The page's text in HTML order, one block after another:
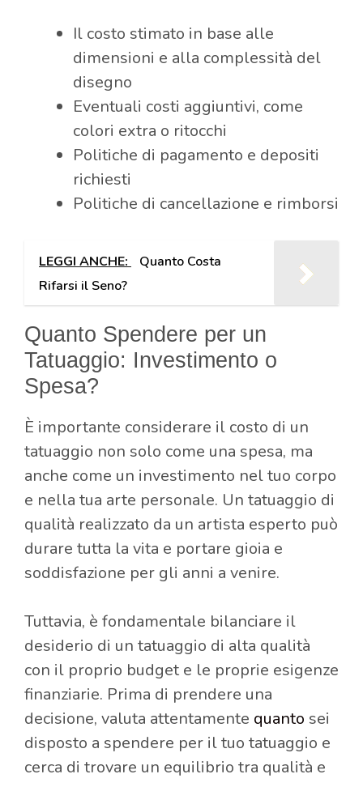
Il costo stimato in base alle
dimensioni e alla complessità del
disegno
Eventuali costi aggiuntivi, come
colori extra o ritocchi
Politiche di pagamento e depositi
richiesti
Politiche di cancellazione e rimborsi
LEGGI ANCHE:
Quanto Costa
Rifarsi il Seno?
Quanto Spendere per un
Tatuaggio: Investimento o
Spesa?
È importante considerare il costo di un
tatuaggio non solo come una spesa, ma
anche come un investimento nel tuo corpo
e nella tua arte personale. Un tatuaggio di
qualità realizzato da un artista esperto può
durare tutta la vita e portare gioia e
soddisfazione per gli anni a venire.
Tuttavia, è fondamentale bilanciare il
desiderio di un tatuaggio di alta qualità
con il proprio budget e le proprie esigenze
finanziarie. Prima di prendere una
decisione, valuta attentamente quanto sei
disposto a spendere per il tuo tatuaggio e
cerca di trovare un equilibrio tra qualità e